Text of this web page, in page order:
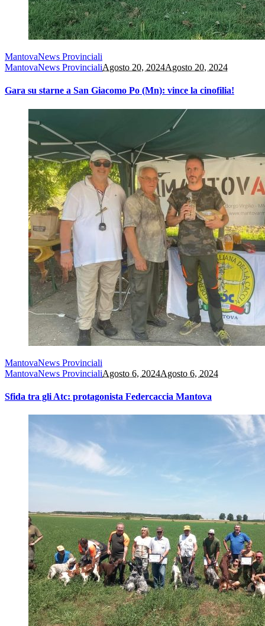
MantovaNews Provinciali
MantovaNews ProvincialiAgosto 20, 2024Agosto 20, 2024
Gara su starne a San Giacomo Po (Mn): vince la cinofilia!
MantovaNews Provinciali
MantovaNews ProvincialiAgosto 6, 2024Agosto 6, 2024
Sfida tra gli Atc: protagonista Federcaccia Mantova